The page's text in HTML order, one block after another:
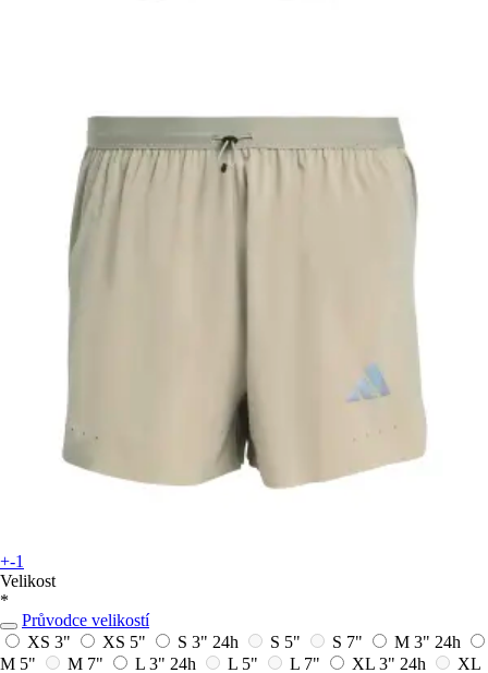
+-1
Velikost
*
Průvodce velikostí
XS 3"
XS 5" S 3" 24h S 5" S 7" M 3" 24h
M 5"
M 7" L 3" 24h L 5" L 7" XL 3" 24h XL